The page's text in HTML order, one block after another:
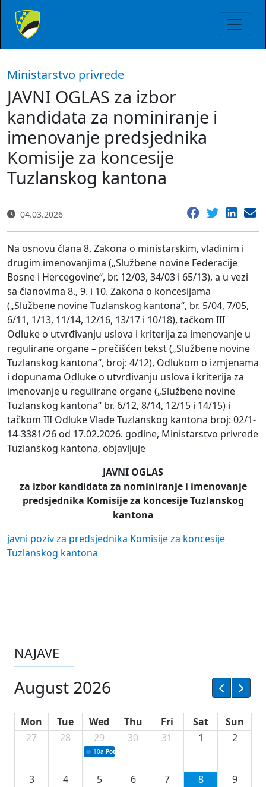
Ministarstvo privrede
JAVNI OGLAS za izbor
kandidata za nominiranje i
imenovanje predsjednika
Komisije za koncesije
Tuzlanskog kantona
04.03.2026
Na osnovu člana 8. Zakona o ministarskim, vladinim i
drugim imenovanjima („Službene novine Federacije
Bosne i Hercegovine“, br. 12/03, 34/03 i 65/13), a u vezi
sa članovima 8., 9. i 10. Zakona o koncesijama
(„Službene novine Tuzlanskog kantona“, br. 5/04, 7/05,
6/11, 1/13, 11/14, 12/16, 13/17 i 10/18), tačkom III
Odluke o utvrđivanju uslova i kriterija za imenovanje u
regulirane organe – prečišćen tekst („Službene novine
Tuzlanskog kantona“, broj: 4/12), Odlukom o izmjenama
i dopunama Odluke o utvrđivanju uslova i kriterija za
imenovanje u regulirane organe („Službene novine
Tuzlanskog kantona“ br. 6/12, 8/14, 12/15 i 14/15) i
tačkom III Odluke Vlade Tuzlanskog kantona broj: 02/1-
14-3381/26 od 17.02.2026. godine, Ministarstvo privrede
Tuzlanskog kantona, objavljuje
JAVNI OGLAS
za izbor kandidata za nominiranje i imenovanje
predsjednika Komisije za koncesije Tuzlanskog
kantona
javni poziv za predsjednika Komisije za koncesije
Tuzlanskog kantona
NAJAVE
August 2026
Mon Tue Wed Thu Fri Sat
Sun
27
28 29
10a Potpisivanje ugovora sa neprofitnim
30 31 1 2
3 4 5 6 7 8 9